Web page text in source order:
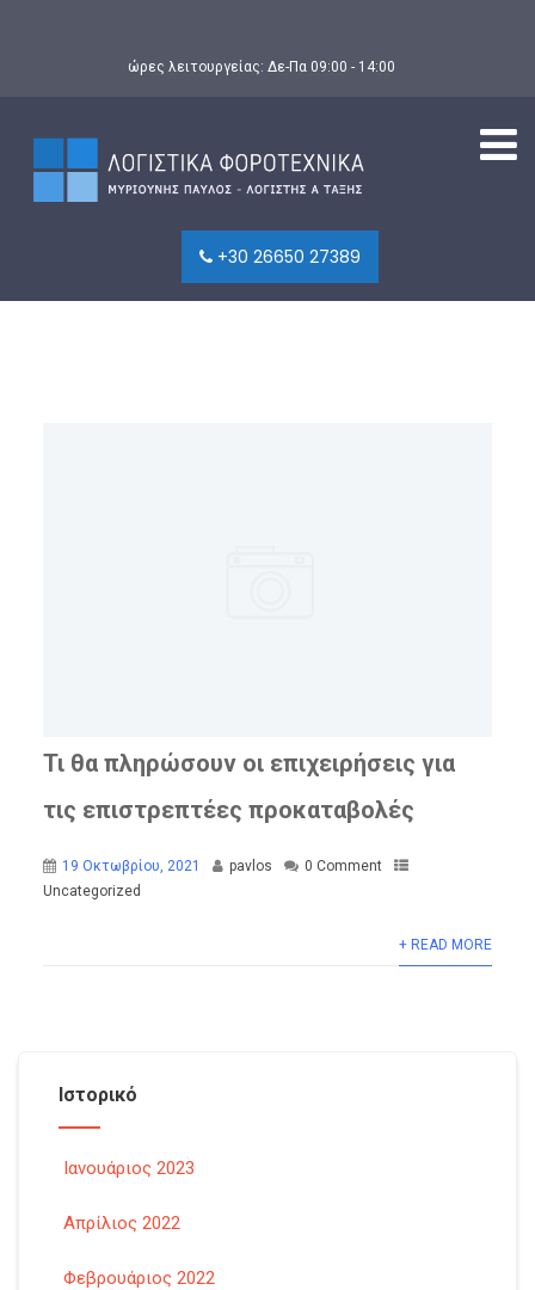
ώρες λειτουργείας: Δε-Πα 09:00 - 14:00
+30 26650 27389
Τι θα πληρώσουν οι επιχειρήσεις για
τις επιστρεπτέες προκαταβολές
19 Οκτωβρίου, 2021 pavlos
0 Comment
Uncategorized
+ READ MORE
Ιστορικό
Ιανουάριος 2023
Απρίλιος 2022
Φεβρουάριος 2022